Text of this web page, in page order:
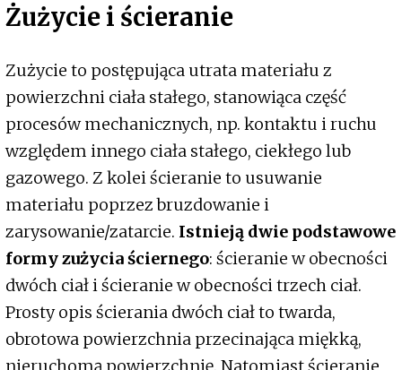
Żużycie i ścieranie
Zużycie to postępująca utrata materiału z
powierzchni ciała stałego, stanowiąca część
procesów mechanicznych, np. kontaktu i ruchu
względem innego ciała stałego, ciekłego lub
gazowego. Z kolei ścieranie to usuwanie
materiału poprzez bruzdowanie i
zarysowanie/zatarcie. Istnieją dwie podstawowe
formy zużycia ściernego: ścieranie w obecności
dwóch ciał i ścieranie w obecności trzech ciał.
Prosty opis ścierania dwóch ciał to twarda,
obrotowa powierzchnia przecinająca miękką,